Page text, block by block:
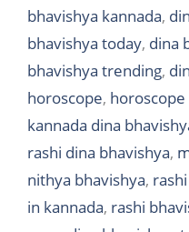
bhavishya kannada,
bhavishya today, dina
bhavishya trending,
horoscope, horoscope
kannada dina
rashi dina bhavishya,
nithya bhavishya,
in kannada, rashi